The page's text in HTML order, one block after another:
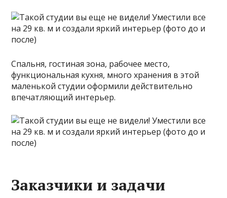
Спальня, гостиная зона, рабочее место,
функциональная кухня, много хранения в этой
маленькой студии оформили действительно
впечатляющий интерьер.
Заказчики и задачи